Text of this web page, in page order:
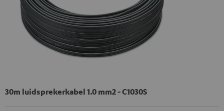
30m luidsprekerkabel 1.0 mm2 - C1030S